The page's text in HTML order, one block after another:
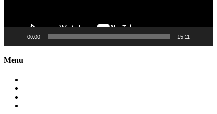
00:00 15:11
Menu